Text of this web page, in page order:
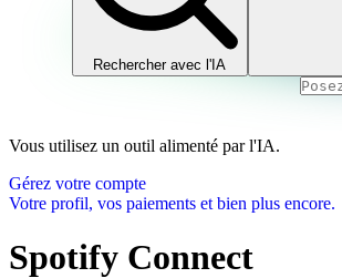
Rechercher avec l'IA
Vous utilisez un outil alimenté par l'IA.
Gérez votre compte
Votre profil, vos paiements et bien plus encore.
Spotify Connect